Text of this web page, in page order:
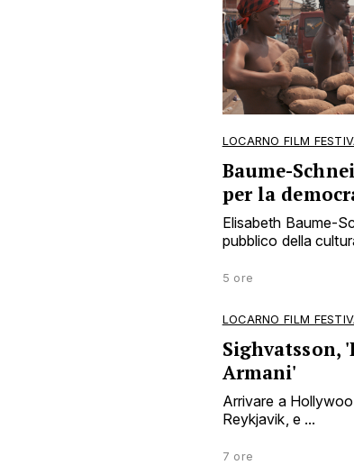
LOCARNO FILM
Baume-
per la
Elisabeth Baume-
pubblico della
5 ore
LOCARNO FILM
Armani'
Arrivare a
Reykjavik, e ...
7 ore